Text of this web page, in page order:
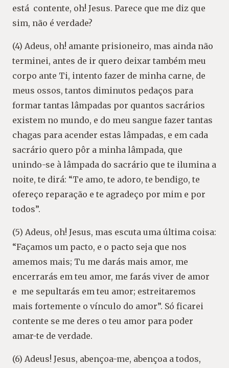
está contente, oh! Jesus. Parece que me diz que
sim, não é verdade?
(4) Adeus, oh! amante prisioneiro, mas ainda não
terminei, antes de ir quero deixar também meu
corpo ante Ti, intento fazer de minha carne, de
meus ossos, tantos diminutos pedaços para
formar tantas lâmpadas por quantos sacrários
existem no mundo, e do meu sangue fazer tantas
chagas para acender estas lâmpadas, e em cada
sacrário quero pôr a minha lâmpada, que
unindo-se à lâmpada do sacrário que te ilumina a
noite, te dirá: “Te amo, te adoro, te bendigo, te
ofereço reparação e te agradeço por mim e por
todos”.
(5) Adeus, oh! Jesus, mas escuta uma última coisa:
“Façamos um pacto, e o pacto seja que nos
amemos mais; Tu me darás mais amor, me
encerrarás em teu amor, me farás viver de amor
e me sepultarás em teu amor; estreitaremos
mais fortemente o vínculo do amor”. Só ficarei
contente se me deres o teu amor para poder
amar-te de verdade.
(6) Adeus! Jesus, abençoa-me, abençoa a todos,